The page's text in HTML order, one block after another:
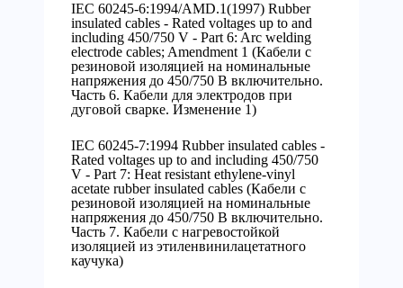
IEC 60245-6:1994/AMD.1(1997) Rubber
insulated cables - Rated voltages up to and
including 450/750 V - Part 6: Arc welding
electrode cables; Amendment 1 (Кабели с
резиновой изоляцией на номинальные
напряжения до 450/750 В включительно.
Часть 6. Кабели для электродов при
дуговой сварке. Изменение 1)
IEC 60245-7:1994 Rubber insulated cables -
Rated voltages up to and including 450/750
V - Part 7: Heat resistant ethylene-vinyl
acetate rubber insulated cables (Кабели с
резиновой изоляцией на номинальные
напряжения до 450/750 В включительно.
Часть 7. Кабели с нагревостойкой
изоляцией из этиленвинилацетатного
каучука)